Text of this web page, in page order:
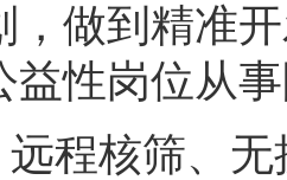
，做到精准
益性岗位从
程核筛、